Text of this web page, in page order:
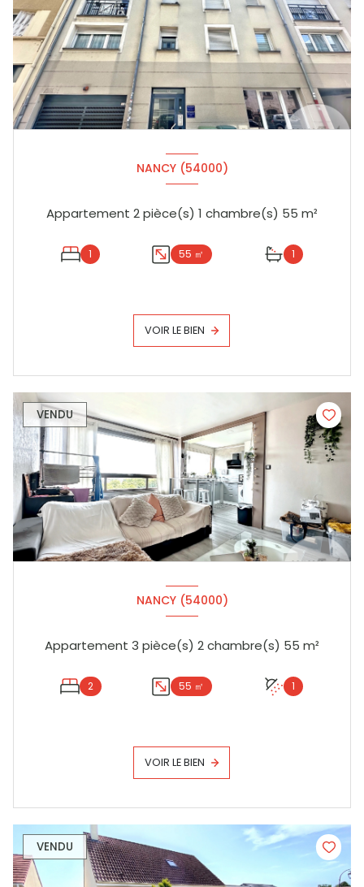
NANCY (54000)
Appartement 2 pièce(s) 1 chambre(s) 55 m²
1 55 ㎡ 1
VOIR LE BIEN
VENDU
NANCY (54000)
Appartement 3 pièce(s) 2 chambre(s) 55 m²
2 55 ㎡ 1
VOIR LE BIEN
VENDU